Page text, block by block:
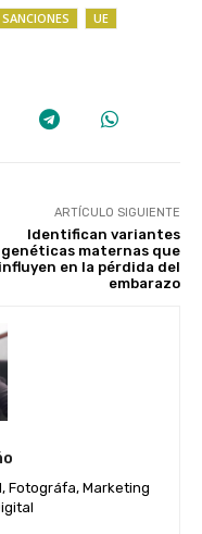
SANCIONES UE
ARTÍCULO SIGUIENTE
Identifican variantes
genéticas maternas que
influyen en la pérdida del
embarazo
Fotográfa, Marketing